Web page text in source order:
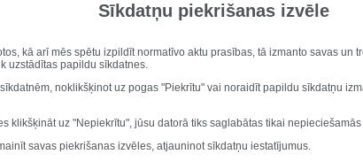
Sīkdatņu piekrišanas izvēle
kā arī mēs spētu izpildīt normatīvo aktu prasības, tā izmanto savas un
uzstādītas papildu sīkdatnes.
noklikšķinot uz pogas "Piekrītu" vai noraidīt papildu sīkdatņu
klikšķināt uz "Nepiekrītu", jūsu datorā tiks saglabātas tikai
savas piekrišanas izvēles, atjauninot sīkdatņu iestatījumus.
Rasa Štromane, Aina Indriksone, Dzintra Januze, Dace Rīsmane,
Mūsu skola kopvērtējuma izcīnīja 3.vietu.